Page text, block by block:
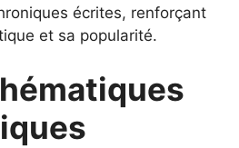
écrites, renforçant
et sa popularité.